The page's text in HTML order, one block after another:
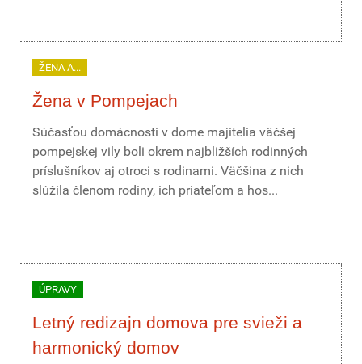
ŽENA A...
Žena v Pompejach
Súčasťou domácnosti v dome majitelia väčšej
pompejskej vily boli okrem najbližších rodinných
príslušníkov aj otroci s rodinami. Väčšina z nich
slúžila členom rodiny, ich priateľom a hos...
ÚPRAVY
Letný redizajn domova pre svieži a
harmonický domov